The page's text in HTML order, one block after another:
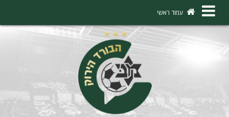
× עמוד ראשי